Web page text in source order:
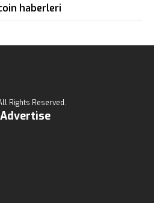
haberleri
Rights Reserved.
Advertise